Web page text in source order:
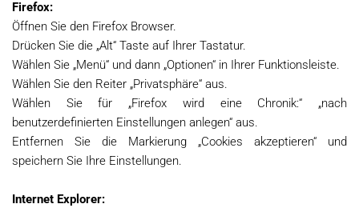
Firefox:
Öffnen Sie den Firefox Browser.
Drücken Sie die „Alt“ Taste auf Ihrer Tastatur.
Wählen Sie „Menü“ und dann „Optionen“ in Ihrer Funktionsleiste.
Wählen Sie den Reiter „Privatsphäre“ aus.
Wählen Sie für „Firefox wird eine Chronik:“ „nach
benutzerdefinierten Einstellungen anlegen“ aus.
Entfernen Sie die Markierung „Cookies akzeptieren“ und
speichern Sie Ihre Einstellungen.
Internet Explorer: